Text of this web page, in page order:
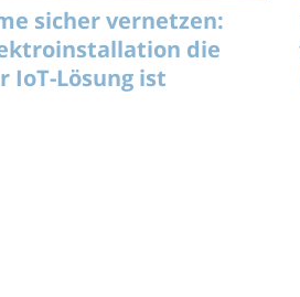
sicher vernetzen:
die
IoT-Lösung ist